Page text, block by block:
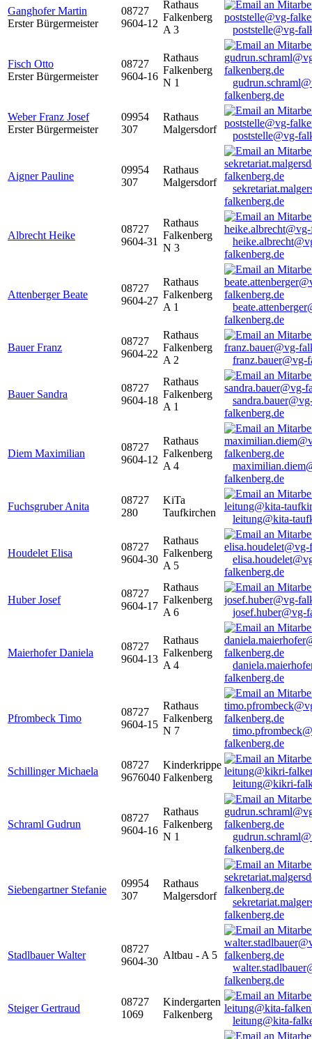
Ganghofer Martin
Erster Bürgermeister
08727
9604-12
Rathaus
Falkenberg
A 3
poststelle@vg-
Fisch Otto
Erster Bürgermeister
08727
9604-16
Rathaus
Falkenberg
N 1
falkenberg.de
Weber Franz Josef
Erster Bürgermeister
09954
307
Rathaus
Malgersdorf
poststelle@vg-
Aigner Pauline
09954
307
Rathaus
Malgersdorf
falkenberg.de
Albrecht Heike
08727
9604-31
Rathaus
Falkenberg
N 3
falkenberg.de
Attenberger Beate
08727
9604-27
Rathaus
Falkenberg
A 1
falkenberg.de
Bauer Franz
08727
9604-22
Rathaus
Falkenberg
A 2
franz.bauer@vg-
Bauer Sandra
08727
9604-18
Rathaus
Falkenberg
A 1
falkenberg.de
Diem Maximilian
08727
9604-12
Rathaus
Falkenberg
A 4
falkenberg.de
Fuchsgruber Anita
08727
280
KiTa
Taufkirchen
leitung@kita-
Houdelet Elisa
08727
9604-30
Rathaus
Falkenberg
A 5
falkenberg.de
Huber Josef
08727
9604-17
Rathaus
Falkenberg
A 6
josef.huber@vg-
Maierhofer Daniela
08727
9604-13
Rathaus
Falkenberg
A 4
falkenberg.de
Pfrombeck Timo
08727
9604-15
Rathaus
Falkenberg
N 7
falkenberg.de
Schillinger Michaela
08727
9676040
Kinderkrippe
Falkenberg
leitung@kikri-
Schraml Gudrun
08727
9604-16
Rathaus
Falkenberg
N 1
falkenberg.de
Siebengartner Stefanie
09954
307
Rathaus
Malgersdorf
falkenberg.de
Stadlbauer Walter
08727
9604-30
Altbau - A 5
falkenberg.de
Steiger Gertraud
08727
1069
Kindergarten
Falkenberg
leitung@kita-